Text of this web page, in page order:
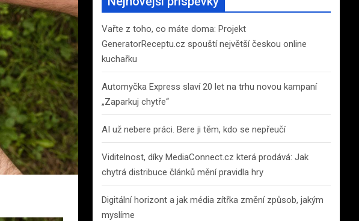
h
Vařte z toho, co máte doma: Projekt
GeneratorReceptu.cz spouští největší českou online
kuchařku
Automyčka Express slaví 20 let na trhu novou kampaní
„Zaparkuj chytře“
AI už nebere práci. Bere ji těm, kdo se nepřeučí
Viditelnost, díky MediaConnect.cz která prodává: Jak
chytrá distribuce článků mění pravidla hry
Digitální horizont a jak média zítřka změní způsob, jakým
myslíme